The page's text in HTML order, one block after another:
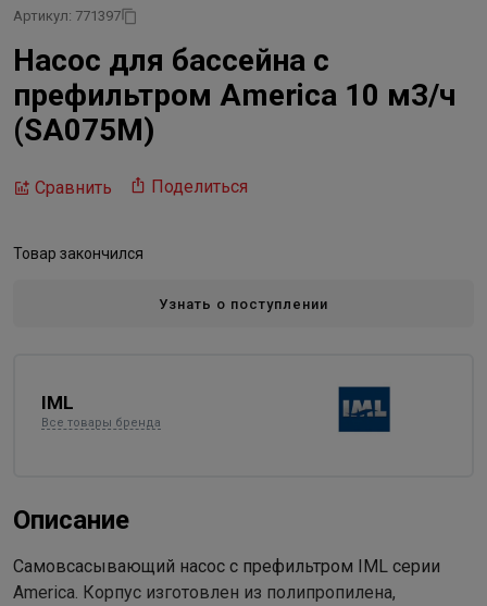
Артикул: 771397
Насос для бассейна с
префильтром America 10 м3/ч
(SA075M)
Сравнить Поделиться
Товар закончился
Узнать о поступлении
IML
Все товары бренда
Описание
Самовсасывающий насос с префильтром IML серии
America. Корпус изготовлен из полипропилена,